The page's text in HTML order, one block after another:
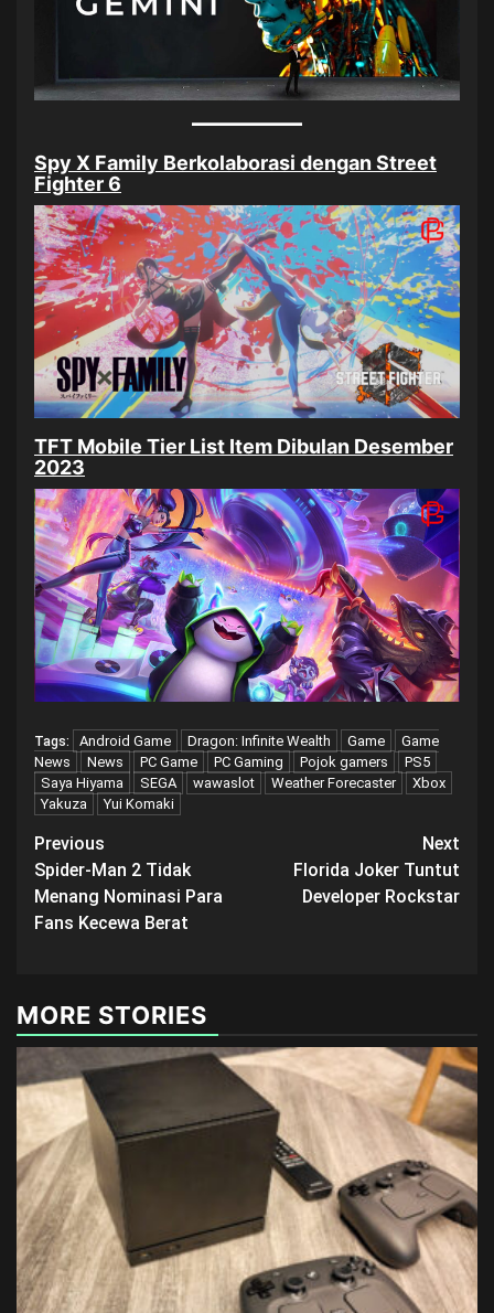
Spy X Family Berkolaborasi dengan Street
Fighter 6
TFT Mobile Tier List Item Dibulan Desember
2023
Tags: Android Game Dragon: Infinite Wealth Game
Game
News
News PC Game PC Gaming Pojok gamers
PS5
Saya Hiyama
SEGA wawaslot Weather Forecaster
Xbox
Yakuza
Yui Komaki
Post
navigation
Previous
Spider-Man 2 Tidak
Menang Nominasi Para
Fans Kecewa Berat
Next
Florida Joker Tuntut
Developer Rockstar
MORE STORIES